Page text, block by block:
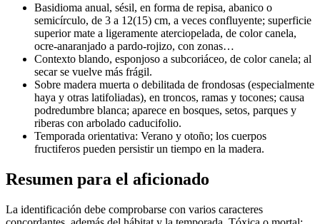
Basidioma anual, sésil, en forma de repisa, abanico o
semicírculo, de 3 a 12(15) cm, a veces confluyente; superficie
superior mate a ligeramente aterciopelada, de color canela,
ocre-anaranjado a pardo-rojizo, con zonas…
Contexto blando, esponjoso a subcoriáceo, de color canela; al
secar se vuelve más frágil.
Sobre madera muerta o debilitada de frondosas (especialmente
haya y otras latifoliadas), en troncos, ramas y tocones; causa
podredumbre blanca; aparece en bosques, setos, parques y
riberas con arbolado caducifolio.
Temporada orientativa: Verano y otoño; los cuerpos
fructiferos pueden persistir un tiempo en la madera.
Resumen para el aficionado
La identificación debe comprobarse con varios caracteres